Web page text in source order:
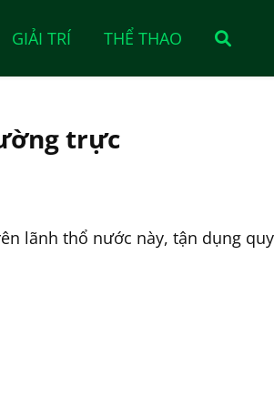
GIẢI TRÍ THỂ THAO
trực
lãnh thổ nước này, tận dụng